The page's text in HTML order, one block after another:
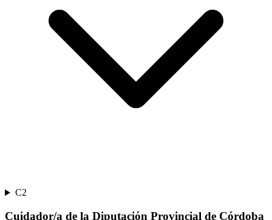
C2
Cuidador/a de la Diputación Provincial de Córdoba